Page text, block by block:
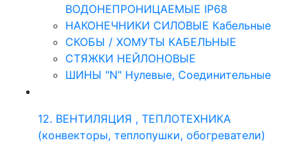
ВОДОНЕПРОНИЦАЕМЫЕ IP68
НАКОНЕЧНИКИ СИЛОВЫЕ Кабельные
СКОБЫ / ХОМУТЫ КАБЕЛЬНЫЕ
СТЯЖКИ НЕЙЛОНОВЫЕ
ШИНЫ "N" Нулевые, Соединительные
12. ВЕНТИЛЯЦИЯ , ТЕПЛОТЕХНИКА
(конвекторы, теплопушки, обогреватели)